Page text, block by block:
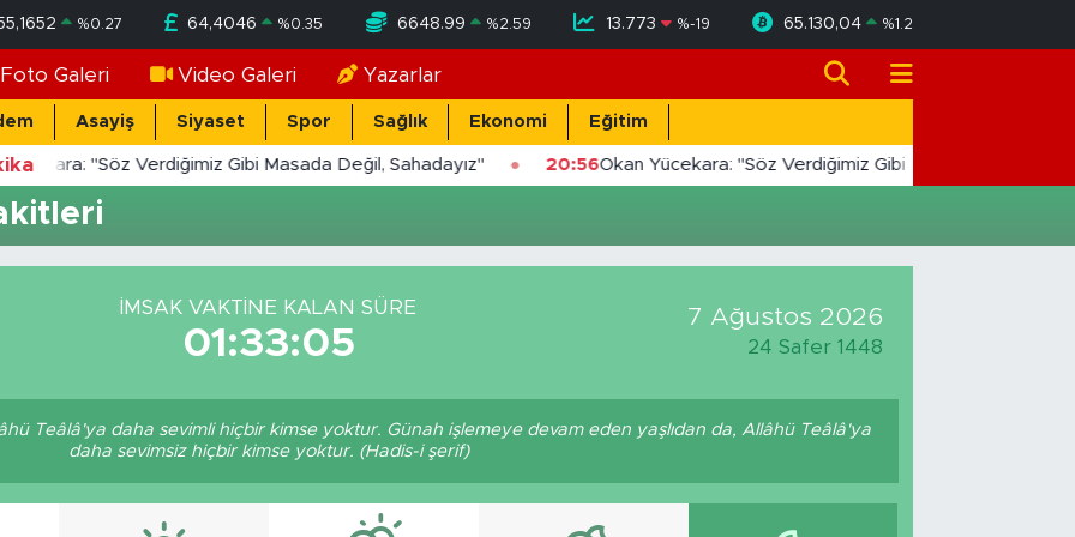
%0.27 64,4046 %0.35 6648.99 %2.59 13.773 %-19 65.130,04 %1.2
Foto Galeri Video Galeri Yazarlar
Asayiş Siyaset Spor Sağlık Ekonomi Eğitim
"Söz Verdiğimiz Gibi Masada Değil, Sahadayız" 20:56Okan Yücekara: "Söz Verdiğimiz Gibi Masada Değil,
İMSAK VAKTINE KALAN SÜRE
01:33:05
7 Ağustos 2026
24 Safer 1448
Teâlâ'ya daha sevimli hiçbir kimse yoktur. Günah işlemeye devam eden yaşlıdan da, Allâhü Teâlâ'ya
daha sevimsiz hiçbir kimse yoktur. (Hadis-i şerif)